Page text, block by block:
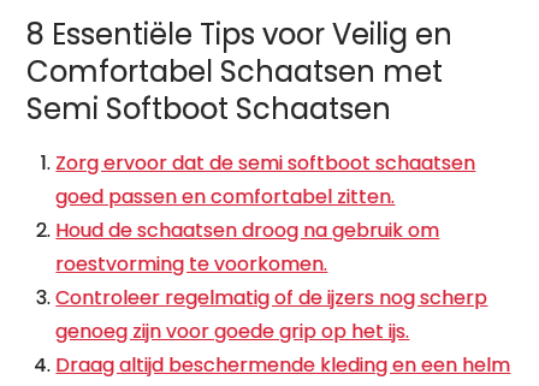
8 Essentiële Tips voor Veilig en
Comfortabel Schaatsen met
Semi Softboot Schaatsen
Zorg ervoor dat de semi softboot schaatsen
goed passen en comfortabel zitten.
Houd de schaatsen droog na gebruik om
roestvorming te voorkomen.
Controleer regelmatig of de ijzers nog scherp
genoeg zijn voor goede grip op het ijs.
Draag altijd beschermende kleding en een helm